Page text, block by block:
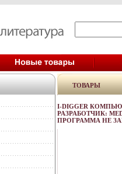
ТОВАРЫ
I-DIGGER
РАЗРАБОТЧИК:
ПРОГРАММА НЕ